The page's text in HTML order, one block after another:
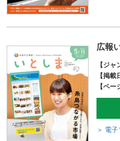
広報
【ジ
【掲
【ペー
＞ 電